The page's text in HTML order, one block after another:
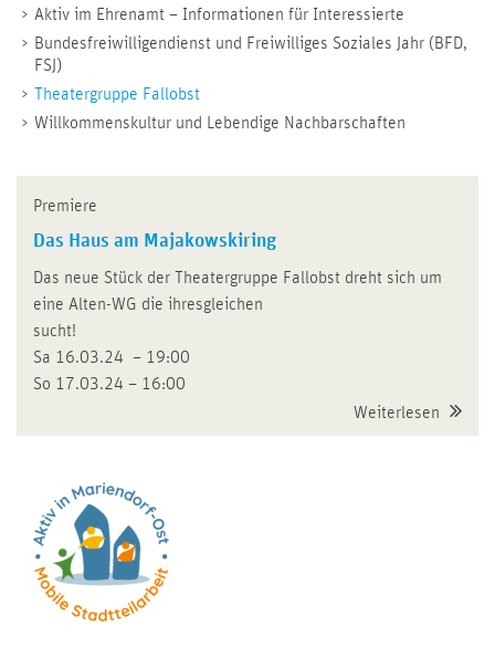
Aktiv im Ehrenamt – Informationen für Interessierte
Bundesfreiwilligendienst und Freiwilliges Soziales Jahr (BFD,
FSJ)
Theatergruppe Fallobst
Willkommenskultur und Lebendige Nachbarschaften
Premiere
Das Haus am Majakowskiring
Das neue Stück der Theatergruppe Fallobst dreht sich um
eine Alten-WG die ihresgleichen
sucht!
Sa 16.03.24 – 19:00
So 17.03.24 – 16:00
Weiterlesen